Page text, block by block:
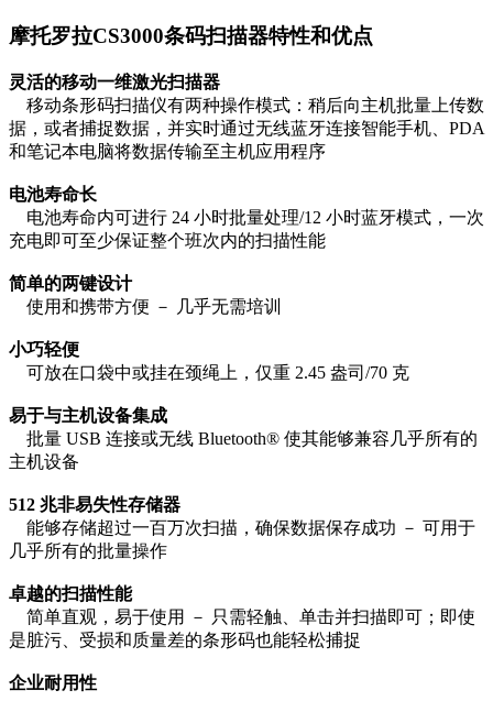
摩托罗拉CS3000条码扫描器特性和优点
灵活的移动一维激光扫描器
移动条形码扫描仪有两种操作模式：稍后向主机批量上传数
据，或者捕捉数据，并实时通过无线蓝牙连接智能手机、PDA
和笔记本电脑将数据传输至主机应用程序
电池寿命长
电池寿命内可进行 24 小时批量处理/12 小时蓝牙模式，一次
充电即可至少保证整个班次内的扫描性能
简单的两键设计
使用和携带方便 － 几乎无需培训
小巧轻便
可放在口袋中或挂在颈绳上，仅重 2.45 盎司/70 克
易于与主机设备集成
批量 USB 连接或无线 Bluetooth® 使其能够兼容几乎所有的
主机设备
512 兆非易失性存储器
能够存储超过一百万次扫描，确保数据保存成功 － 可用于
几乎所有的批量操作
卓越的扫描性能
简单直观，易于使用 － 只需轻触、单击并扫描即可；即使
是脏污、受损和质量差的条形码也能轻松捕捉
企业耐用性